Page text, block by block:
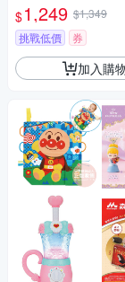
歲以上)
$1,249 $1,349
挑戰低價
券
加入購